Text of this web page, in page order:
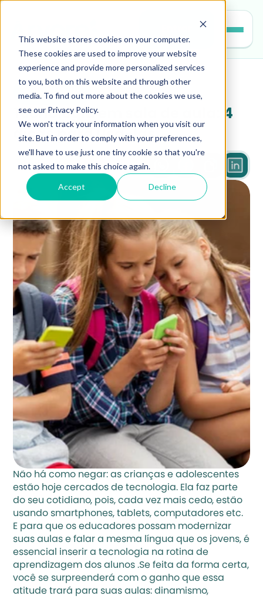
This website stores cookies on your computer.
These cookies are used to improve your website
experience and provide more personalized services
to you, both on this website and through other
media. To find out more about the cookies we use,
see our Privacy Policy.
We won't track your information when you visit our
site. But in order to comply with your preferences,
we'll have to use just one tiny cookie so that you're
not asked to make this choice again.
Accept Decline
educacao
Tecnologia em sala de aula: 4
dicas para usá-las
3 min
Não há como negar: as crianças e adolescentes
estão hoje cercados de tecnologia. Ela faz parte
do seu cotidiano, pois, cada vez mais cedo, estão
usando smartphones, tablets, computadores etc.
E para que os educadores possam modernizar
suas aulas e falar a mesma língua que os jovens, é
essencial inserir a tecnologia na rotina de
aprendizagem dos alunos .Se feita da forma certa,
você se surpreenderá com o ganho que essa
atitude trará para suas aulas: dinamismo,